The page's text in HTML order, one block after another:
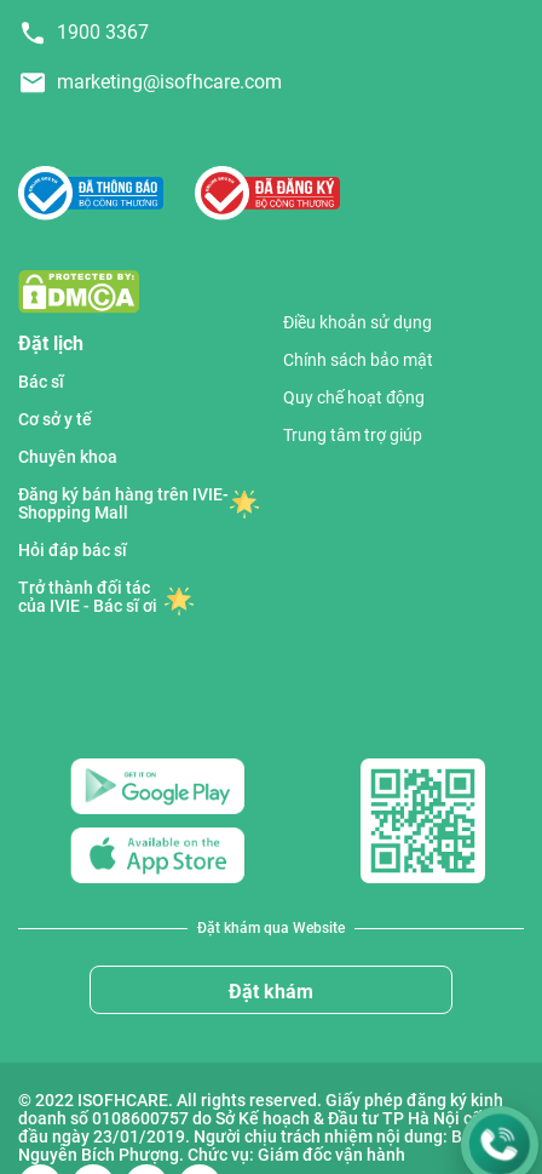
1900 3367
marketing@isofhcare.com
Đặt lịch
Bác sĩ
Cơ sở y tế
Chuyên khoa
Đăng ký bán hàng trên IVIE-
Shopping Mall
Hỏi đáp bác sĩ
Trở thành đối tác
của IVIE - Bác sĩ ơi
Điều khoản sử dụng
Chính sách bảo mật
Quy chế hoạt động
Trung tâm trợ giúp
Đặt khám qua Website
Đặt khám
© 2022 ISOFHCARE. All rights reserved. Giấy phép đăng ký kinh
doanh số 0108600757 do Sở Kế hoạch & Đầu tư TP Hà Nội cấp lần
đầu ngày 23/01/2019. Người chịu trách nhiệm nội dung: Bà
Nguyễn Bích Phượng. Chức vụ: Giám đốc vận hành